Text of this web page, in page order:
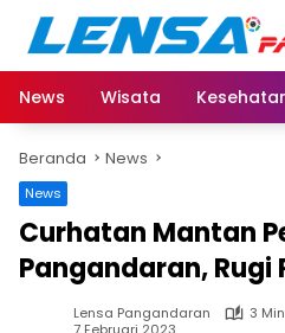
Langsung
konten
News
Wisata
Beranda News
News
Curhatan Mantan
Pangandaran,
Lensa Pangandaran
3
7 Februari 2023